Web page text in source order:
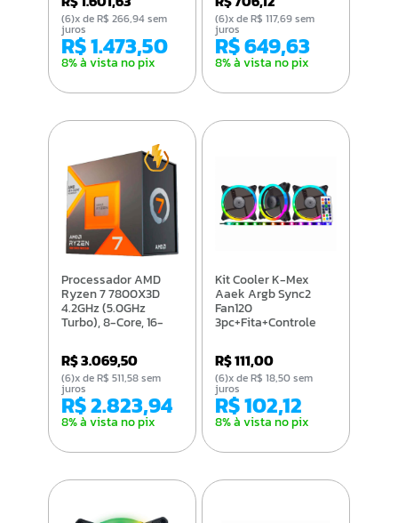
100000263box
R$ 1.473,50
8% à vista no pix
(6)x de R$ 266,94 sem
juros
R$ 649,63
8% à vista no pix
(6)x de R$ 117,69 sem
juros
Processador AMD
Ryzen 7 7800X3D
4.2GHz (5.0GHz
Turbo), 8-Core, 16-
Cache, AM5 - 100-
100000910WOF
R$ 3.069,50
R$ 2.823,94
8% à vista no pix
(6)x de R$ 511,58 sem
juros
Kit Cooler K-Mex
Aaek Argb Sync2
Fan120
3pc+Fita+Controle
R$ 111,00
R$ 102,12
8% à vista no pix
(6)x de R$ 18,50 sem
juros